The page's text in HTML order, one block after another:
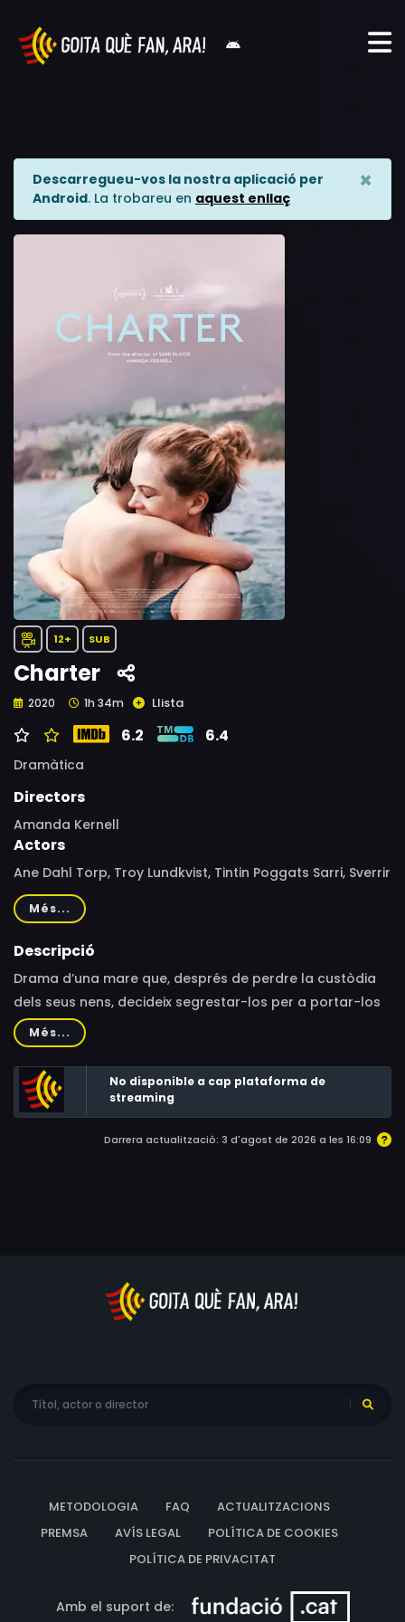
Descarregueu-vos la nostra aplicació per
Android. La trobareu en aquest enllaç
×
12+ SUB
Charter
2020 1h 34m Llista
6.2 6.4
Dramàtica
Directors
Amanda Kernell
Actors
Ane Dahl Torp, Troy Lundkvist, Tintin Poggats Sarri, Sverrir
Gudnason, Eva Melander, Siw Erixon, Johan Bäckström,
Caroline Söderström, Sofia Jannok, Anna Granquist,
Anton Raukola, Gabriel Guevara
Més...
Descripció
Drama d’una mare que, després de perdre la custòdia
dels seus nens, decideix segrestar-los per a portar-los
de viatge a les Canàries.
Més...
No disponible a cap plataforma de
streaming
Darrera actualització: 3 d'agost de 2026 a les 16:09
METODOLOGIA FAQ
ACTUALITZACIONS
PREMSA
AVÍS LEGAL
POLÍTICA DE COOKIES
POLÍTICA DE PRIVACITAT
Amb el suport de: